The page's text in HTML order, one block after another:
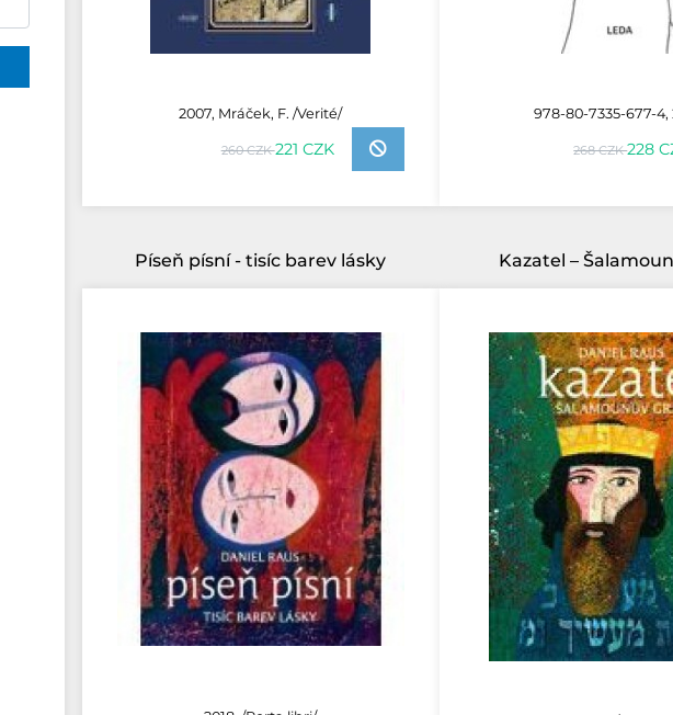
2007, Mráček, F. /Verité/
260 CZK221 CZK
978-80-7335-677-4,
268 CZK228
Píseň písní - tisíc barev lásky Kazatel –